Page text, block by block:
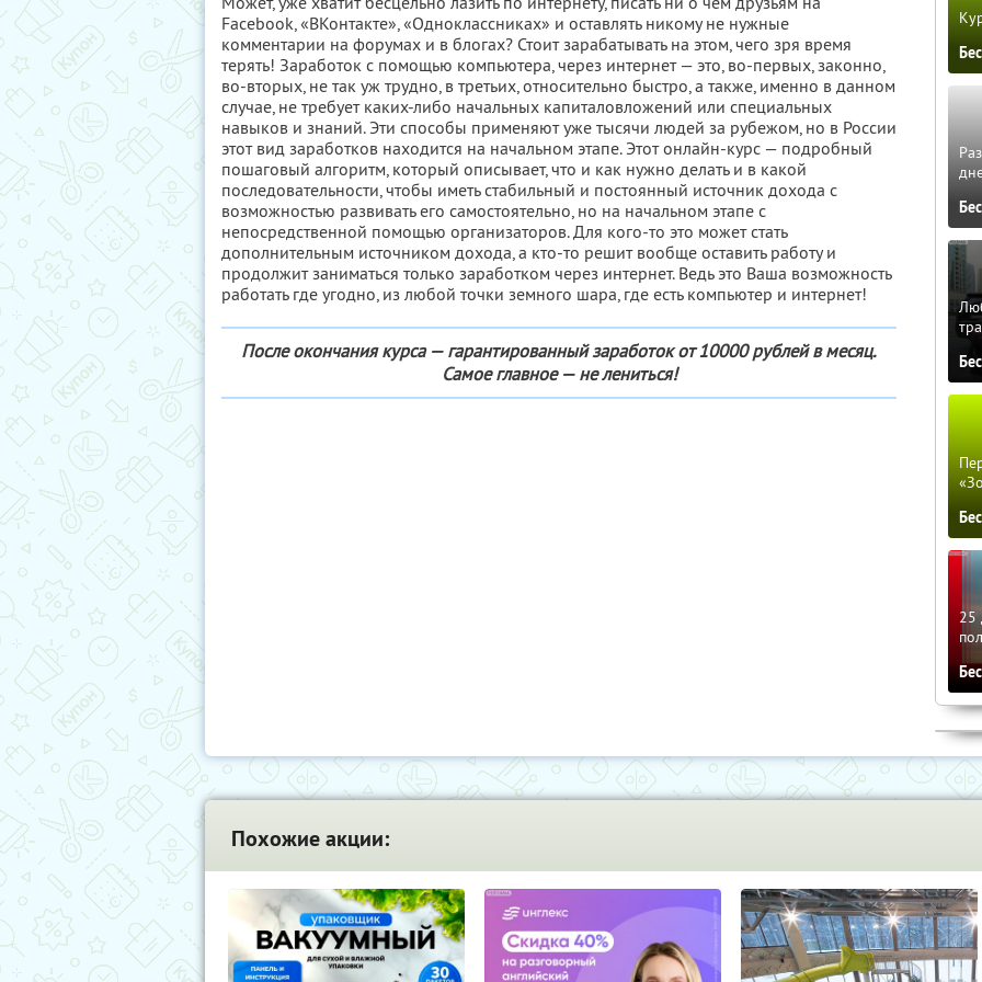
Facebook, «ВКонтакте», «Одноклассниках» и оставлять никому не нужные
комментарии на форумах и в блогах? Стоит зарабатывать на этом, чего зря время
терять! Заработок с помощью компьютера, через интернет — это, во-первых, законно,
во-вторых, не так уж трудно, в третьих, относительно быстро, а также, именно в данном
случае, не требует каких-либо начальных капиталовложений или специальных
навыков и знаний. Эти способы применяют уже тысячи людей за рубежом, но в России
этот вид заработков находится на начальном этапе. Этот онлайн-курс — подробный
пошаговый алгоритм, который описывает, что и как нужно делать и в какой
последовательности, чтобы иметь стабильный и постоянный источник дохода с
возможностью развивать его самостоятельно, но на начальном этапе с
непосредственной помощью организаторов. Для кого-то это может стать
дополнительным источником дохода, а кто-то решит вообще оставить работу и
продолжит заниматься только заработком через интернет. Ведь это Ваша возможность
работать где угодно, из любой точки земного шара, где есть компьютер и интернет!
После окончания курса — гарантированный заработок от 10000 рублей в месяц.
Самое главное — не лениться!
25
Похожие акции: